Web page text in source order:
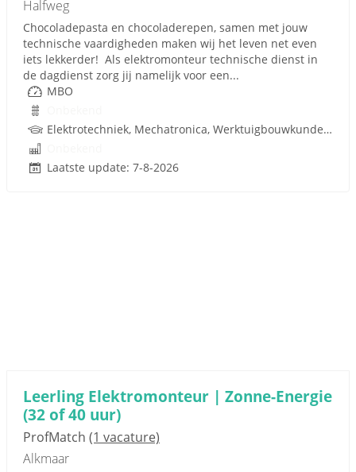
Halfweg
Chocoladepasta en chocoladerepen, samen met jouw
technische vaardigheden maken wij het leven net even
iets lekkerder! Als elektromonteur technische dienst in
de dagdienst zorg jij namelijk voor een...
MBO
Elektrotechniek, Mechatronica, Werktuigbouwkunde, Besturingstechniek, Techniek
Laatste update: 7-8-2026
Leerling Elektromonteur | Zonne-Energie
(32 of 40 uur)
ProfMatch (1 vacature)
Alkmaar